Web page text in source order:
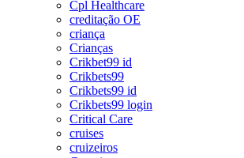
Cpl Healthcare
creditação OE
criança
Crianças
Crikbet99 id
Crikbets99
Crikbets99 id
Crikbets99 login
Critical Care
cruises
cruizeiros